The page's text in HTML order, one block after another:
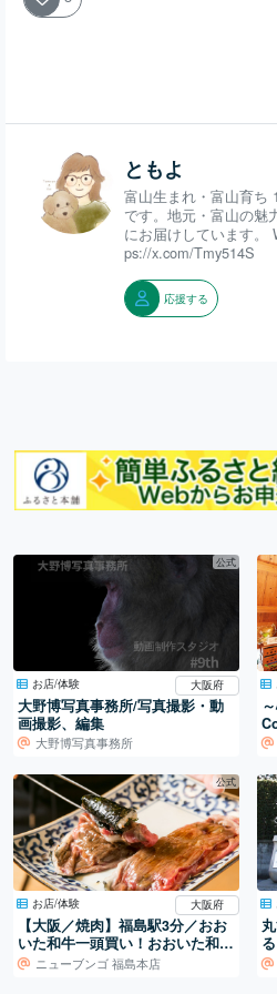
ともよ
富山生まれ・富山育ち
です。地元・富山の魅
にお届けしています。
ps://x.com/Tmy514S
応援する
公式
お店/体験 大阪府
大野博写真事務所/写真撮影・動
画撮影、編集
大野博写真事務所
公式
お店/体験 大阪府
【大阪／焼肉】福島駅3分／おお
いた和牛一頭買い！おおいた和牛
専門焼肉店。
ニューブンゴ 福島本店